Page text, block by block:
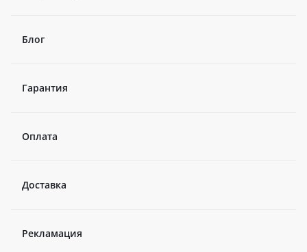
Блог
Гарантия
Оплата
Доставка
Рекламация